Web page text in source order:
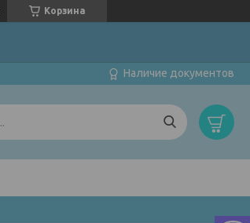
Корзина
Наличие документов